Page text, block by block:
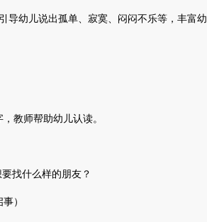
幼儿说出孤单、寂寞、闷闷不乐等，丰富幼
教师帮助幼儿认读。
找什么样的朋友？
）